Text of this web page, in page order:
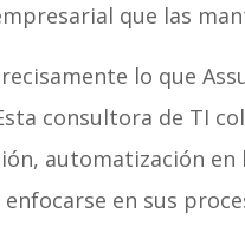
que las
lo que
consultora de TI
automatización
en sus